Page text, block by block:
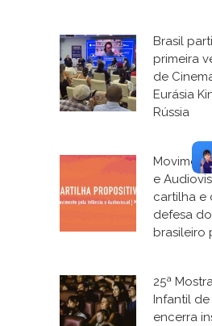
Brasil
primeira
de
Eurásia
Rússia
e
cartilha e
defesa
brasileiro
25ª
Infantil
encerra